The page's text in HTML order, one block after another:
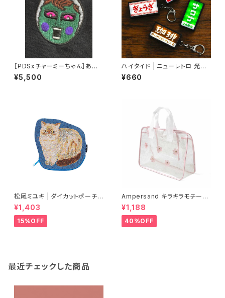
［PDSxチャーミーちゃん］あい
つチャーミー刺繍TEE
¥5,500
ハイタイド | ニューレトロ 光る
看板キーホルダー
¥660
松尾ミユキ | ダイカットポーチ
ペール | Diecut pouch Perle
¥1,403
15%OFF
Ampersand キラキラモチーフ
プールバッグ/PK
¥1,188
40%OFF
最近チェックした商品